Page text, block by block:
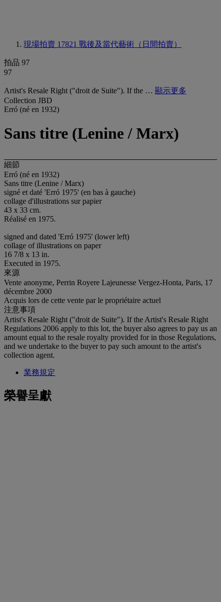
現場拍賣 17821 戰後及當代藝術（日間拍賣）
拍品 97
97
Artist's Resale Right ("droit de Suite"). If the … 顯示更多
Collection JBD
Erró (né en 1932)
Sans titre (Lenine / Marx)
細節
Erró (né en 1932)
Sans titre (Lenine / Marx)
signé et daté 'Erró 1975' (en bas à gauche)
collage d'illustrations sur papier
43 x 33 cm.
Réalisé en 1975.
signed and dated 'Erró 1975' (lower left)
collage of illustrations on paper
16 7/8 x 13 in.
Executed in 1975.
來源
Vente anonyme, Perrin Royere Lajeunesse Vergez-Honta, Paris, 17
décembre 2000
Acquis lors de cette vente par le propriétaire actuel
注意事項
Artist's Resale Right ("droit de Suite"). If the Artist's Resale Right
Regulations 2006 apply to this lot, the buyer also agrees to pay us an
amount equal to the resale royalty provided for in those Regulations,
and we undertake to the buyer to pay such amount to the artist's
collection agent.
業務規定
榮譽呈獻